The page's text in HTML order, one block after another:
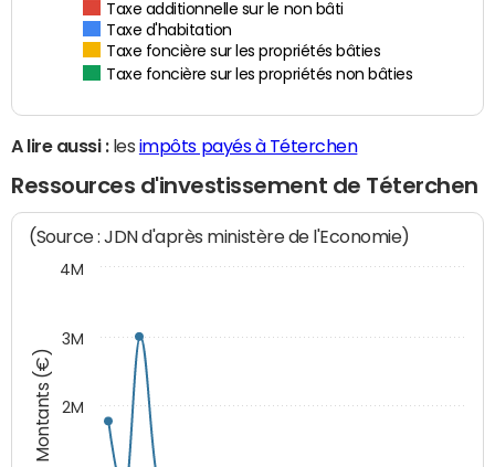
Taxe additionnelle sur le non bâti
Taxe d'habitation
Taxe foncière sur les propriétés bâties
Taxe foncière sur les propriétés non bâties
A lire aussi :les impôts payés à Téterchen
Ressources d'investissement de Téterchen
Montants (€)
(Source : JDN d'après ministère de l'Economie)
2M
3M
4M